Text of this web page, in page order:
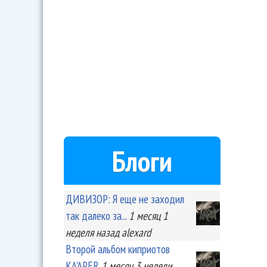
Блоги
ДИВИЗОР: Я еще не заходил
так далеко за... 1 месяц 1
неделяназад alexard
Второй альбом киприотов